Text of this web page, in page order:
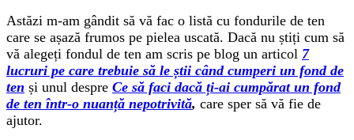
Astăzi m-am gândit să vă fac o listă cu fondurile de ten
care se așază frumos pe pielea uscată. Dacă nu știți cum să
vă alegeți fondul de ten am scris pe blog un articol 7
lucruri pe care trebuie să le știi când cumperi un fond de
ten și unul despre Ce să faci dacă ți-ai cumpărat un fond
de ten într-o nuanță nepotrivită, care sper să vă fie de
ajutor.